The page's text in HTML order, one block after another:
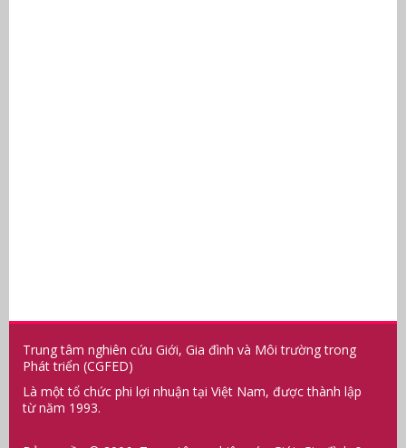
Trung tâm nghiên cứu Giới, Gia đình và Môi trường trong
Phát triển (CGFED)
Là một tổ chức phi lợi nhuận tại Việt Nam, được thành lập
từ năm 1993.